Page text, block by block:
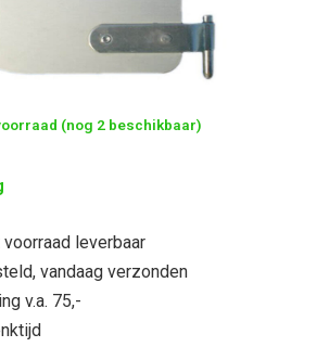
(nog 2 beschikbaar)
leverbaar
vandaag verzonden
v.a. 75,-